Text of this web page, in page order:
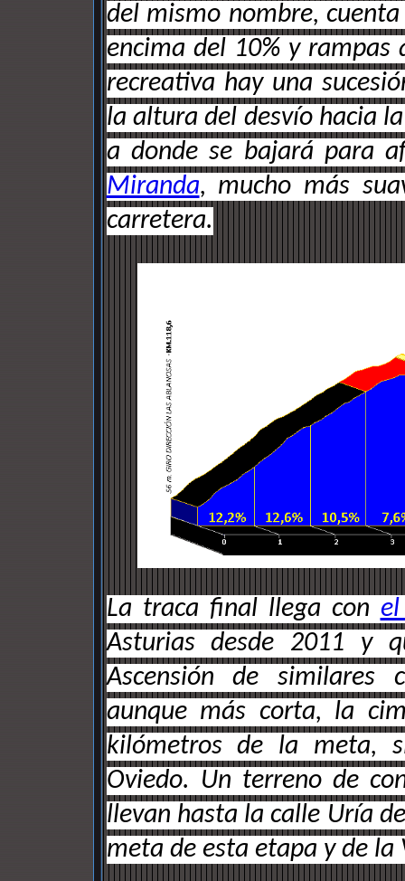
del mismo nombre,
encima del 10% y rampas
recreativa hay una
la altura del desvío hacia
a donde se bajará para
Miranda, mucho más
carretera.
La traca final llega con
Asturias desde 2011 y
Ascensión de similares
aunque más corta, la
kilómetros de la meta,
Oviedo. Un terreno de
llevan hasta la calle Uría
meta de esta etapa y de la